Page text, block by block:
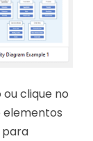
clique no
elementos
para